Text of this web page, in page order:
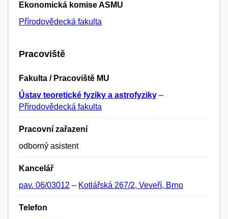
Ekonomická komise ASMU
Přírodovědecká fakulta
Pracoviště
Fakulta / Pracoviště MU
Ústav teoretické fyziky a astrofyziky –
Přírodovědecká fakulta
Pracovní zařazení
odborný asistent
Kancelář
pav. 06/03012 – Kotlářská 267/2, Veveří, Brno
Telefon